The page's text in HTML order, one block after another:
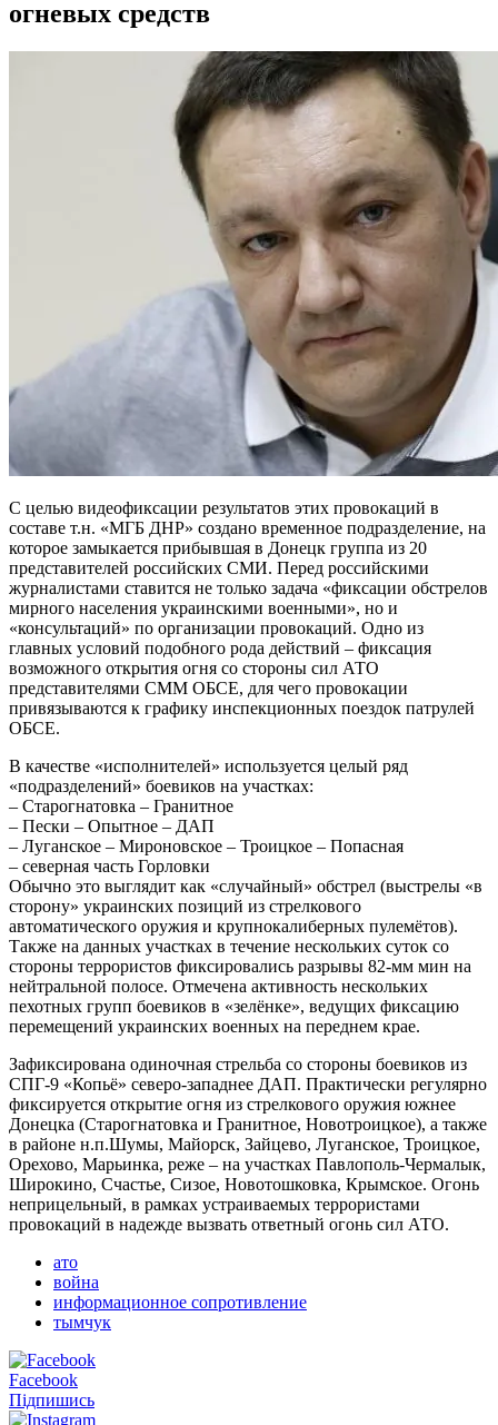
огневых средств
С целью видеофиксации результатов этих провокаций в
составе т.н. «МГБ ДНР» создано временное подразделение, на
которое замыкается прибывшая в Донецк группа из 20
представителей российских СМИ. Перед российскими
журналистами ставится не только задача «фиксации обстрелов
мирного населения украинскими военными», но и
«консультаций» по организации провокаций. Одно из
главных условий подобного рода действий – фиксация
возможного открытия огня со стороны сил АТО
представителями СММ ОБСЕ, для чего провокации
привязываются к графику инспекционных поездок патрулей
ОБСЕ.
В качестве «исполнителей» используется целый ряд
«подразделений» боевиков на участках:
– Старогнатовка – Гранитное
– Пески – Опытное – ДАП
– Луганское – Мироновское – Троицкое – Попасная
– северная часть Горловки
Обычно это выглядит как «случайный» обстрел (выстрелы «в
сторону» украинских позиций из стрелкового
автоматического оружия и крупнокалиберных пулемётов).
Также на данных участках в течение нескольких суток со
стороны террористов фиксировались разрывы 82-мм мин на
нейтральной полосе. Отмечена активность нескольких
пехотных групп боевиков в «зелёнке», ведущих фиксацию
перемещений украинских военных на переднем крае.
Зафиксирована одиночная стрельба со стороны боевиков из
СПГ-9 «Копьё» северо-западнее ДАП. Практически регулярно
фиксируется открытие огня из стрелкового оружия южнее
Донецка (Старогнатовка и Гранитное, Новотроицкое), а также
в районе н.п.Шумы, Майорск, Зайцево, Луганское, Троицкое,
Орехово, Марьинка, реже – на участках Павлополь-Чермалык,
Широкино, Счастье, Сизое, Новотошковка, Крымское. Огонь
неприцельный, в рамках устраиваемых террористами
провокаций в надежде вызвать ответный огонь сил АТО.
ато
война
информационное сопротивление
тымчук
Facebook
Підпишись